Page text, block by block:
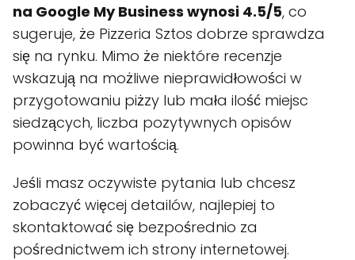
na Google My Business wynosi 4.5/5, co
sugeruje, że Pizzeria Sztos dobrze sprawdza
się na rynku. Mimo że niektóre recenzje
wskazują na możliwe nieprawidłowości w
przygotowaniu piżzy lub mała ilość miejsc
siedzących, liczba pozytywnych opisów
powinna być wartością.
Jeśli masz oczywiste pytania lub chcesz
zobaczyć więcej detailów, najlepiej to
skontaktować się bezpośrednio za
pośrednictwem ich strony internetowej.